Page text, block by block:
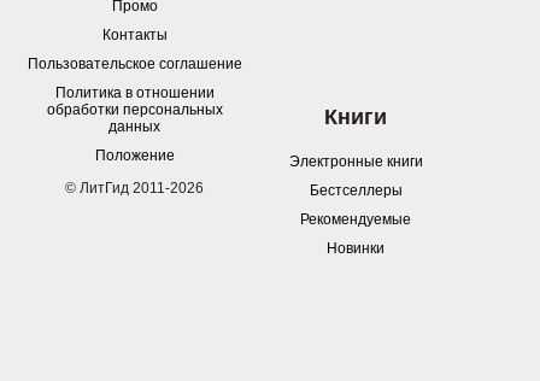
Промо
Контакты
Пользовательское соглашение
Политика в отношении
обработки персональных
данных
Положение
© ЛитГид 2011-2026
Книги
Электронные книги
Бестселлеры
Рекомендуемые
Новинки